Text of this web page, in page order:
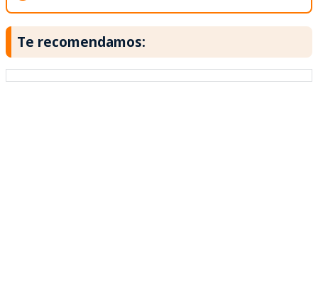
Te recomendamos: